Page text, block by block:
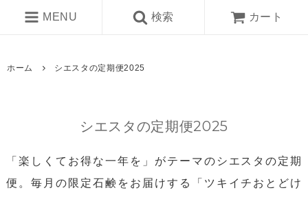
MENU 検索 カート
ホーム シエスタの定期便2025
シエスタの定期便2025
「楽しくてお得な一年を」がテーマのシエスタの定期
便。毎月の限定石鹸をお届けする「ツキイチおとどけ